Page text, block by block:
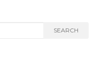
SEARCH